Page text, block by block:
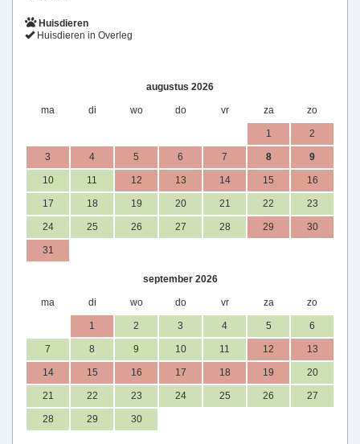
Huisdieren
Huisdieren in Overleg
augustus 2026
ma di wo do vr za zo
1 2
3 4 5 6 7 8 9
10 11 12 13 14 15 16
17 18 19 20 21 22 23
24 25 26 27 28 29 30
31
september 2026
ma di wo do vr za zo
1 2 3 4 5 6
7 8 9 10 11 12 13
14 15 16 17 18 19 20
21 22 23 24 25 26 27
28 29 30